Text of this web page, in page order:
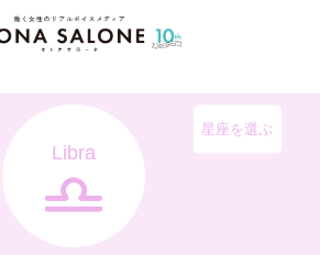
Libra
星座を選ぶ